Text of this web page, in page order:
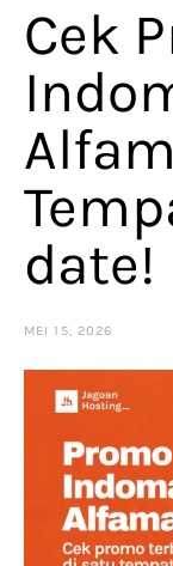
Cek
date!
MEI 15, 2026